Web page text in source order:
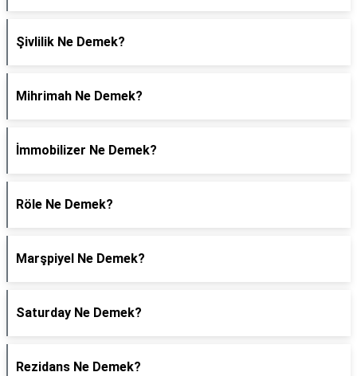
Şivlilik Ne Demek?
Mihrimah Ne Demek?
İmmobilizer Ne Demek?
Röle Ne Demek?
Marşpiyel Ne Demek?
Saturday Ne Demek?
Rezidans Ne Demek?